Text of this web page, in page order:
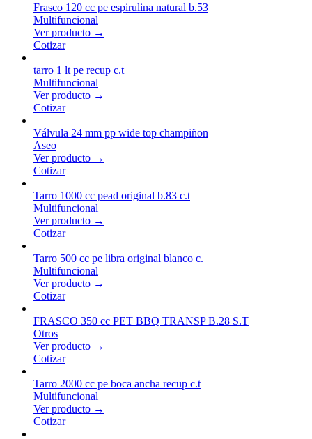
Frasco 120 cc pe espirulina natural b.53
Multifuncional
Ver producto →
Cotizar
tarro 1 lt pe recup c.t
Multifuncional
Ver producto →
Cotizar
Válvula 24 mm pp wide top champiñon
Aseo
Ver producto →
Cotizar
Tarro 1000 cc pead original b.83 c.t
Multifuncional
Ver producto →
Cotizar
Tarro 500 cc pe libra original blanco c.
Multifuncional
Ver producto →
Cotizar
FRASCO 350 cc PET BBQ TRANSP B.28 S.T
Otros
Ver producto →
Cotizar
Tarro 2000 cc pe boca ancha recup c.t
Multifuncional
Ver producto →
Cotizar